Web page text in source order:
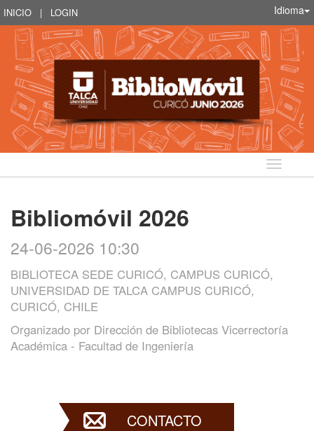
INICIO | LOGIN Idioma
Idioma
Bibliomóvil 2026
24-06-2026 10:30
BIBLIOTECA SEDE CURICÓ, CAMPUS CURICÓ,
UNIVERSIDAD DE TALCA CAMPUS CURICÓ,
CURICÓ, CHILE
Organizado por Dirección de Bibliotecas Vicerrectoría
Académica - Facultad de Ingeniería
CONTACTO